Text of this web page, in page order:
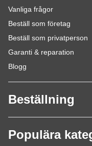
Vanliga frågor
Beställ som företag
Beställ som privatperson
Garanti & reparation
Blogg
Beställning
Populära